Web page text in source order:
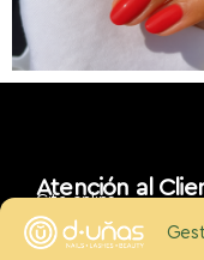
Atención al
Cita online
App móvil
d_uñaslovers